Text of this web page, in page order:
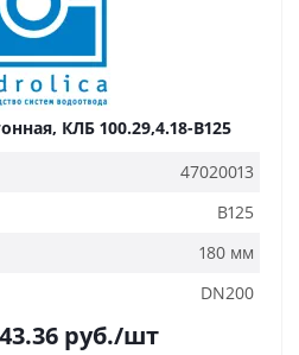
КЛБ 100.29,4.18-B125
47020013
B125
180 мм
DN200
руб./шт